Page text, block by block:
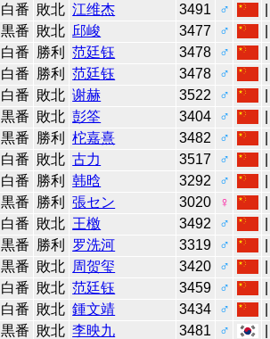
白番 敗北 江维杰 3491 ♂
黒番 敗北 邱峻 3477 ♂
白番 勝利 范廷钰 3478 ♂
白番 勝利 范廷钰 3478 ♂
白番 敗北 谢赫 3522 ♂
黒番 敗北 彭筌 3404 ♂
黒番 勝利 柁嘉熹 3482 ♂
白番 敗北 古力 3517 ♂
白番 勝利 韩晗 3292 ♂
黒番 勝利 張セン 3020 ♀
白番 敗北 王檄 3492 ♂
黒番 勝利 罗洗河 3319 ♂
黒番 敗北 周贺玺 3420 ♂
白番 敗北 范廷钰 3459 ♂
白番 敗北 鍾文靖 3434 ♂
黒番 敗北 李映九 3481 ♂